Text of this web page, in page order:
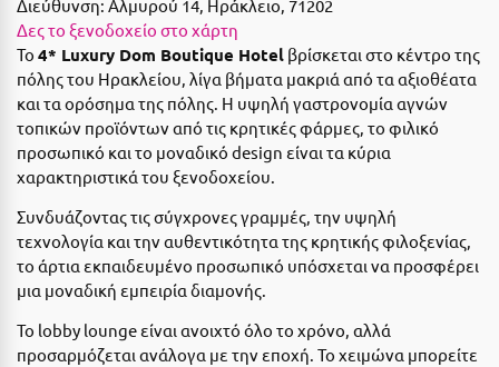
Γλυφάδα
Γρεβενά
Γύθειο
Δ
Δελφοί
Διακοπτό
Ε
Ελάτη Αρκαδίας
Διεύθυνση: Αλμυρού 14, Ηράκλειο, 71202
Δες το ξενοδοχείο στο χάρτη
Το 4* Luxury Dom Boutique Hotel βρίσκεται στο κέντρο της
πόλης του Ηρακλείου, λίγα βήματα μακριά από τα αξιοθέατα
και τα ορόσημα της πόλης. Η υψηλή γαστρονομία αγνών
τοπικών προϊόντων από τις κρητικές φάρμες, το φιλικό
προσωπικό και το μοναδικό design είναι τα κύρια
χαρακτηριστικά του ξενοδοχείου.
Συνδυάζοντας τις σύγχρονες γραμμές, την υψηλή
τεχνολογία και την αυθεντικότητα της κρητικής φιλοξενίας,
το άρτια εκπαιδευμένο προσωπικό υπόσχεται να προσφέρει
μια μοναδική εμπειρία διαμονής.
Το lobby lounge είναι ανοιχτό όλο το χρόνο, αλλά
προσαρμόζεται ανάλογα με την εποχή. Το χειμώνα μπορείτε